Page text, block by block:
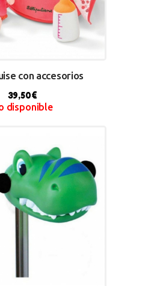
con accesorios
39,50€
disponible